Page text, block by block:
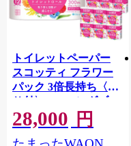
トイレットペーパー
スコッティ フラワー
パック 3倍長持ち〈香
り付〉4ロール(ダブ
ル)×12パック 日用品
最短翌日発送 [スコッ
28,000 円